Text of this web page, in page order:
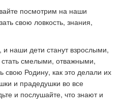
посмотрим на наши
свою ловкость, знания,
наши дети станут взрослыми,
смелыми, отважными,
свою Родину, как это делали их
и прадедушки во все
и послушайте, что знают и